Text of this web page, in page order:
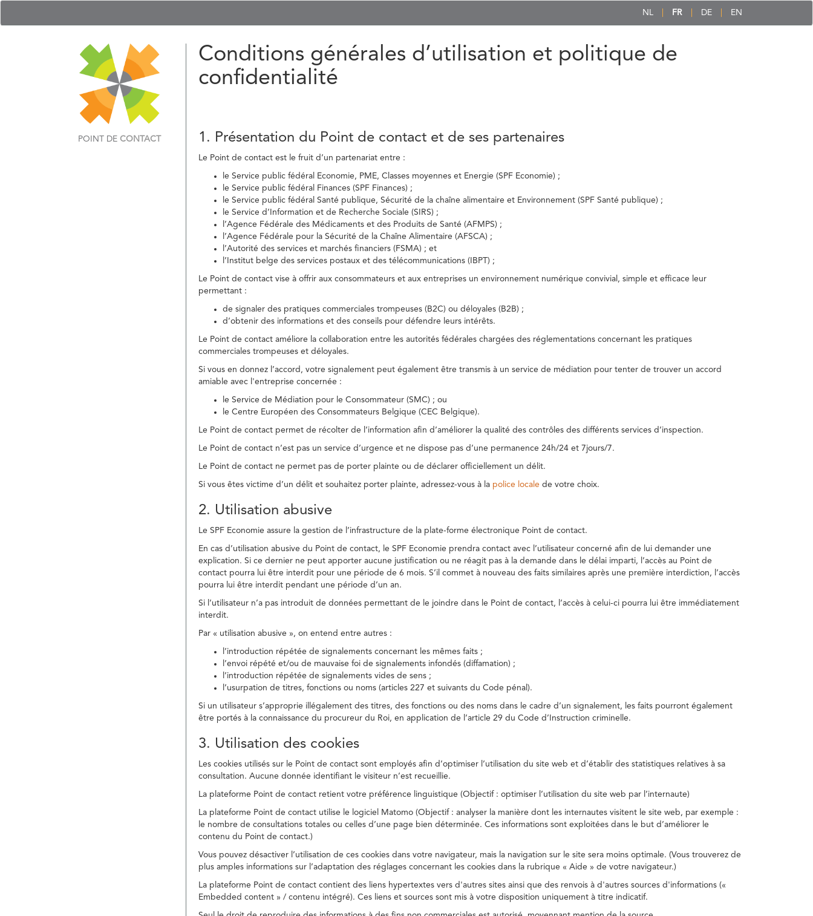
NL FR DE EN
POINT DE CONTACT
Conditions générales d’utilisation et politique de
confidentialité
1. Présentation du Point de contact et de ses partenaires
Le Point de contact est le fruit d’un partenariat entre :
le Service public fédéral Economie, PME, Classes moyennes et Energie (SPF Economie) ;
le Service public fédéral Finances (SPF Finances) ;
le Service public fédéral Santé publique, Sécurité de la chaîne alimentaire et Environnement (SPF Santé publique) ;
le Service d’Information et de Recherche Sociale (SIRS) ;
l’Agence Fédérale des Médicaments et des Produits de Santé (AFMPS) ;
l’Agence Fédérale pour la Sécurité de la Chaîne Alimentaire (AFSCA) ;
l’Autorité des services et marchés financiers (FSMA) ; et
l’Institut belge des services postaux et des télécommunications (IBPT) ;
Le Point de contact vise à offrir aux consommateurs et aux entreprises un environnement numérique convivial, simple et efficace leur
permettant :
de signaler des pratiques commerciales trompeuses (B2C) ou déloyales (B2B) ;
d’obtenir des informations et des conseils pour défendre leurs intérêts.
Le Point de contact améliore la collaboration entre les autorités fédérales chargées des réglementations concernant les pratiques
commerciales trompeuses et déloyales.
Si vous en donnez l’accord, votre signalement peut également être transmis à un service de médiation pour tenter de trouver un accord
amiable avec l'entreprise concernée :
le Service de Médiation pour le Consommateur (SMC) ; ou
le Centre Européen des Consommateurs Belgique (CEC Belgique).
Le Point de contact permet de récolter de l’information afin d’améliorer la qualité des contrôles des différents services d’inspection.
Le Point de contact n’est pas un service d’urgence et ne dispose pas d’une permanence 24h/24 et 7jours/7.
Le Point de contact ne permet pas de porter plainte ou de déclarer officiellement un délit.
Si vous êtes victime d’un délit et souhaitez porter plainte, adressez-vous à la police locale de votre choix.
2. Utilisation abusive
Le SPF Economie assure la gestion de l’infrastructure de la plate-forme électronique Point de contact.
En cas d’utilisation abusive du Point de contact, le SPF Economie prendra contact avec l’utilisateur concerné afin de lui demander une
explication. Si ce dernier ne peut apporter aucune justification ou ne réagit pas à la demande dans le délai imparti, l’accès au Point de
contact pourra lui être interdit pour une période de 6 mois. S’il commet à nouveau des faits similaires après une première interdiction, l’accès
pourra lui être interdit pendant une période d’un an.
Si l’utilisateur n’a pas introduit de données permettant de le joindre dans le Point de contact, l’accès à celui-ci pourra lui être immédiatement
interdit.
Par « utilisation abusive », on entend entre autres :
l’introduction répétée de signalements concernant les mêmes faits ;
l’envoi répété et/ou de mauvaise foi de signalements infondés (diffamation) ;
l’introduction répétée de signalements vides de sens ;
l’usurpation de titres, fonctions ou noms (articles 227 et suivants du Code pénal).
Si un utilisateur s’approprie illégalement des titres, des fonctions ou des noms dans le cadre d’un signalement, les faits pourront également
être portés à la connaissance du procureur du Roi, en application de l’article 29 du Code d’Instruction criminelle.
3. Utilisation des cookies
Les cookies utilisés sur le Point de contact sont employés afin d’optimiser l’utilisation du site web et d’établir des statistiques relatives à sa
consultation. Aucune donnée identifiant le visiteur n’est recueillie.
La plateforme Point de contact retient votre préférence linguistique (Objectif : optimiser l’utilisation du site web par l’internaute)
La plateforme Point de contact utilise le logiciel Matomo (Objectif : analyser la manière dont les internautes visitent le site web, par exemple :
le nombre de consultations totales ou celles d’une page bien déterminée. Ces informations sont exploitées dans le but d’améliorer le
contenu du Point de contact.)
Vous pouvez désactiver l’utilisation de ces cookies dans votre navigateur, mais la navigation sur le site sera moins optimale. (Vous trouverez de
plus amples informations sur l’adaptation des réglages concernant les cookies dans la rubrique « Aide » de votre navigateur.)
La plateforme Point de contact contient des liens hypertextes vers d'autres sites ainsi que des renvois à d'autres sources d'informations («
Embedded content » / contenu intégré). Ces liens et sources sont mis à votre disposition uniquement à titre indicatif.